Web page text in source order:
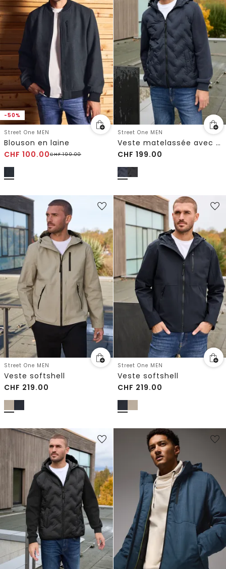
-50%
Street One MEN
Blouson en laine
CHF 100.00CHF199.00
Street One MEN
Veste matelassée avec manches en sweat
CHF 199.00
Street One MEN
Veste softshell
CHF 219.00
Street One MEN
Veste softshell
CHF 219.00